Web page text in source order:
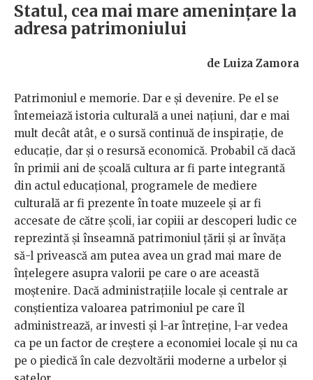
Statul, cea mai mare amenințare la
adresa patrimoniului
de Luiza Zamora
Patrimoniul e memorie. Dar e și devenire. Pe el se
întemeiază istoria culturală a unei națiuni, dar e mai
mult decât atât, e o sursă continuă de inspirație, de
educație, dar și o resursă economică. Probabil că dacă
în primii ani de școală cultura ar fi parte integrantă
din actul educațional, programele de mediere
culturală ar fi prezente în toate muzeele și ar fi
accesate de către școli, iar copiii ar descoperi ludic ce
reprezintă și înseamnă patrimoniul țării și ar învăța
să-l privească am putea avea un grad mai mare de
înțelegere asupra valorii pe care o are această
moștenire. Dacă administrațiile locale și centrale ar
conștientiza valoarea patrimoniul pe care îl
administrează, ar investi și l-ar întreține, l-ar vedea
ca pe un factor de creștere a economiei locale și nu ca
pe o piedică în cale dezvoltării moderne a urbelor și